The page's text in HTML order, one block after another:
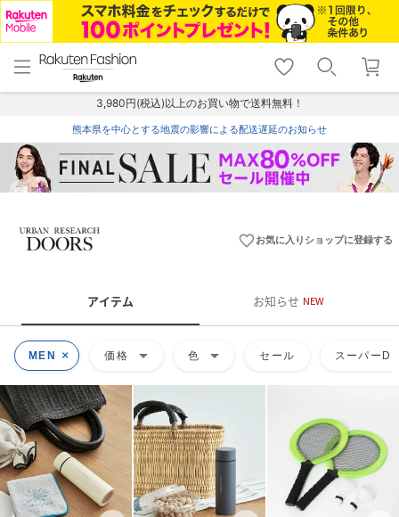
menu home
トップ
shopping_cart lock_outline
ログイン
3,980円(税込)以上のお買い物で送料無料！
熊本県を中心とする地震の影響による配送遅延のお知らせ
favorite_borderお気に入りショップに登録する
アイテム お知らせ NEW
MEN 価格 arrow_drop_down 色 arrow_drop_down セール スーパー